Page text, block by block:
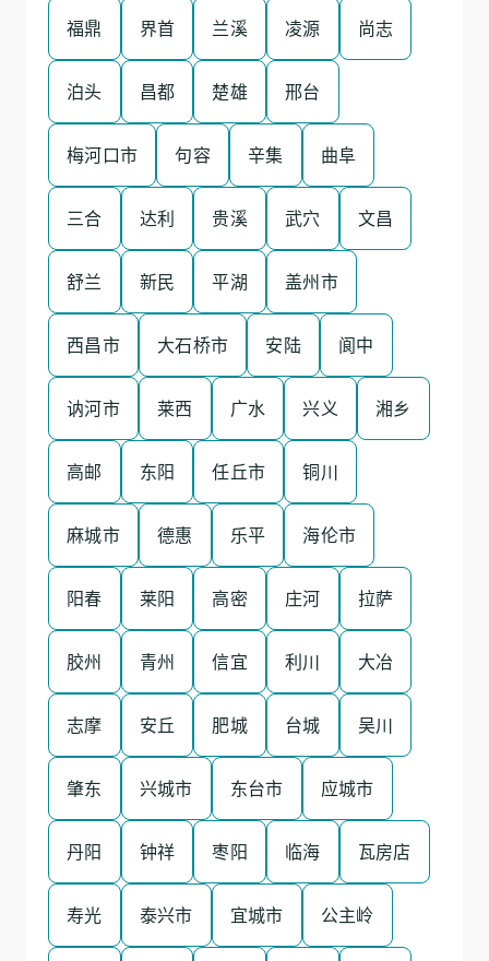
福鼎 界首 兰溪 凌源 尚志
泊头 昌都 楚雄 邢台
梅河口市 句容 辛集 曲阜
三合 达利 贵溪 武穴 文昌
舒兰 新民 平湖 盖州市
西昌市 大石桥市 安陆 阆中
讷河市 莱西 广水 兴义 湘乡
高邮 东阳 任丘市 铜川
麻城市 德惠 乐平 海伦市
阳春 莱阳 高密 庄河 拉萨
胶州 青州 信宜 利川 大冶
志摩 安丘 肥城 台城 吴川
肇东 兴城市 东台市 应城市
丹阳 钟祥 枣阳 临海 瓦房店
寿光 泰兴市 宜城市 公主岭